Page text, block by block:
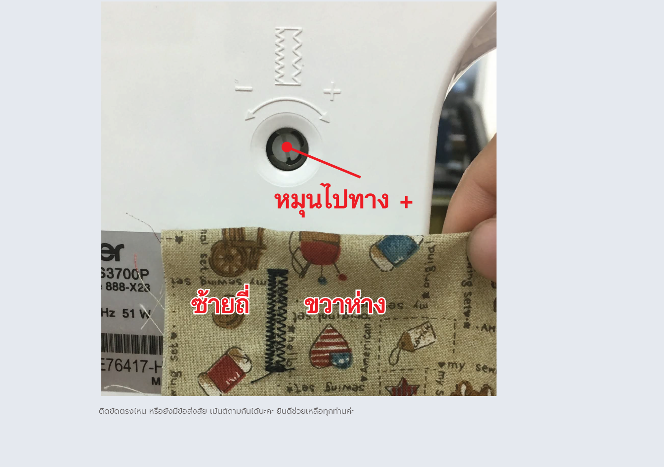
ติดขัดตรงไหน หรือยังมีข้อส่งสัย เม้นต์ถามกันได้นะคะ ยินดีช่วยเหลือทุกท่านค่ะ